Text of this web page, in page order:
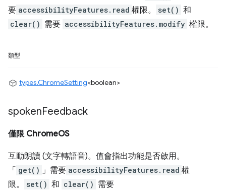
要 accessibilityFeatures.read 權限。 set() 和
clear() 需要 accessibilityFeatures.modify 權限。
類型
types.ChromeSetting<boolean>
spokenFeedback
僅限 ChromeOS
互動朗讀 (文字轉語音)。值會指出功能是否啟用。
「 get() 」需要 accessibilityFeatures.read 權
限。
set() 和 clear() 需要